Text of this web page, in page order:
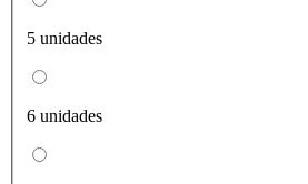
5 unidades
6 unidades